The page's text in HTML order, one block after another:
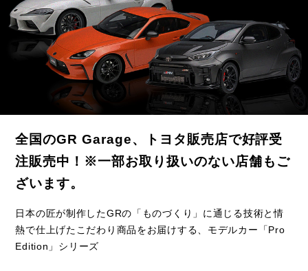
全国のGR Garage、トヨタ販売店で好評受
注販売中！※一部お取り扱いのない店舗もご
ざいます。
日本の匠が制作したGRの「ものづくり」に通じる技術と情
熱で仕上げたこだわり商品をお届けする、モデルカー「Pro
Edition」シリーズ